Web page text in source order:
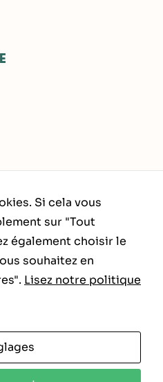
Si cela vous
sur "Tout
également choisir le
souhaitez en
Lisez notre politique